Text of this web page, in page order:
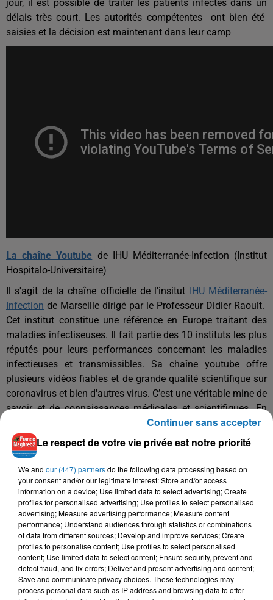
jour, il est possible de traiter les patients infectés dans un
délais très court. Les autorités compétentes ont bien été
saisies et la décision est maintenant dans leur camp
La chaîne Youtube de IHU Méditerranée-Infection (Institut
Hospitalo-Universitaire)
Il s'agit de la chaîne officielle de l'insitut IHU Méditerranée-
Infection de Marseille dirigé par le Professeur Didier Raoult.
Cet institut constitue une référence en Europe traitant des
maladies infectiseuses. Il fait partie des 10 instituts les plus
réputés pour leurs performances concernant les maladies
infectieuses et transmissibles. Sa chaîne youtube offre
plusieurs vidéos fiables et de grande qualité scientifique sur
coronavirus et bien d'autres virus. C’est une véritable mine de
savoir et de connaissances médicales et scientifiques. En
ces temps de peur et de paniques avec le phénoméne du
Covid-19 qui tétanise le monde entier cette chaîne présente
une alternative de qualité, bien utile pour faire face au torrent
de fausses informations et contre vérités qui polluent nos
réseaux sociaux et autres messageries.
Didier Raoult, né le13 mars 1952à Dakar au Sénégal, est
un infectiologue et professeur de microbiologie français.
Médecin biologiste, devenu chercheur il découvre avec son
équipe de nouveaux virus dont lesmimivirus. Selon le
classementexpertscape(17 mars 2020) il est le premier
expert mondial en matière de maladies
transmissibles...Source Wikipédia
Le respect de votre vie privée est notre priorité
We and our (447) partnersdo the following data processing based on
your consent and/or our legitimate interest: Store and/or access
information on a device; Use limited data to select advertising; Create
profiles for personalised advertising; Use profiles to select personalised
advertising; Measure advertising performance; Measure content
performance; Understand audiences through statistics or combinations
of data from different sources; Develop and improve services; Create
profiles to personalise content; Use profiles to select personalised
content; Use limited data to select content; Ensure security, prevent and
detect fraud, and fix errors; Deliver and present advertising and content;
Save and communicate privacy choices. These technologies may
process personal data such as IP address and browsing data to offer
Continuer sans accepter